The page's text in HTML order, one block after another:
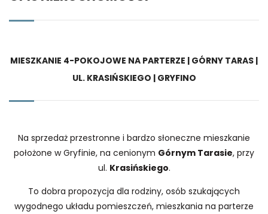
MIESZKANIE 4-POKOJOWE NA PARTERZE | GÓRNY TARAS |
UL. KRASIŃSKIEGO | GRYFINO
Na sprzedaż przestronne i bardzo słoneczne mieszkanie
położone w Gryfinie, na cenionym Górnym Tarasie, przy
ul. Krasińskiego.
To dobra propozycja dla rodziny, osób szukających
wygodnego układu pomieszczeń, mieszkania na parterze